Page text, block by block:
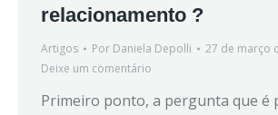
relacionamento ?
Artigos Por Daniela Depolli
27 de março
Deixe um comentário
Primeiro ponto, a pergunta que é